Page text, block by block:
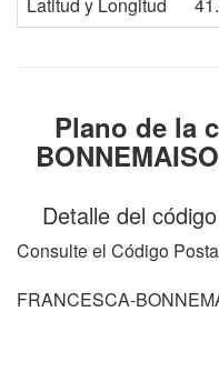
Plano de la
Detalle del
Consulte el Código
FRANCESCA-